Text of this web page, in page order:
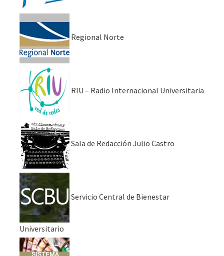
Regional Norte
RIU – Radio Internacional Universitaria
Sala de Redacción Julio Castro
Servicio Central de Bienestar
Universitario